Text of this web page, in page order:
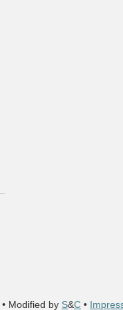
• Modified by S&C •